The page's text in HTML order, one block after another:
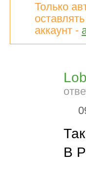
Только
аккаунт -
В